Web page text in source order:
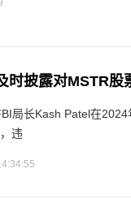
时披露对MSTR股
局长Kash Patel在
违